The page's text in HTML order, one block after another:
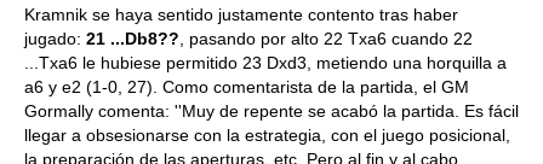
Kramnik se haya sentido justamente contento tras haber
jugado: 21 ...Db8?? , pasando por alto 22 Txa6 cuando 22
...Txa6 le hubiese permitido 23 Dxd3, metiendo una horquilla a
a6 y e2 (1-0, 27). Como comentarista de la partida, el GM
Gormally comenta: ''Muy de repente se acabó la partida. Es fácil
llegar a obsesionarse con la estrategia, con el juego posicional,
la preparación de las aperturas, etc. Pero al fin y al cabo